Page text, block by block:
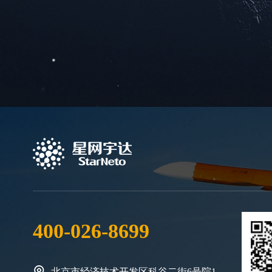
400-026-8699